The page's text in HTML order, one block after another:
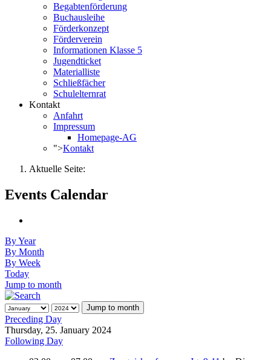
Begabtenförderung
Buchausleihe
Förderkonzept
Förderverein
Informationen Klasse 5
Jugendticket
Materialliste
Schließfächer
Schulelternrat
Kontakt
Anfahrt
Impressum
Homepage-AG
">Kontakt
Aktuelle Seite:
Events Calendar
By Year
By Month
By Week
Today
Jump to month
Jump to month
Preceding Day
Thursday, 25. January 2024
Following Day